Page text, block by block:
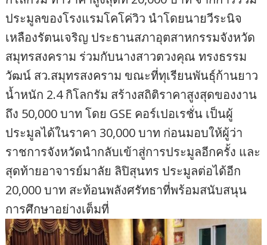
ประมูลของโรงแรมโคโค่วิว นำโดยนายวีระนิจ
เหลืองรัตนเจริญ ประธานสภาอุตสาหกรรมจังหวัด
สมุทรสงคราม ร่วมกับนางสาวตวงคุณ ทรงธรรม
วัฒน์ สว.สมุทรสงคราม ขณะที่ทุเรียนพันธุ์ก้านยาว
น้ำหนัก 2.4 กิโลกรัม สร้างสถิติราคาสูงสุดของงาน
ถึง 50,000 บาท โดย GSE คอร์เปอเรชั่น เป็นผู้
ประมูลได้ในราคา 30,000 บาท ก่อนมอบให้ผู้ว่า
ราชการจังหวัดนำกลับเข้าสู่การประมูลอีกครั้ง และ
สุดท้ายอาจารย์มาลัย ลิปิสุนทร ประมูลต่อได้อีก
20,000 บาท สะท้อนพลังศรัทธาที่พร้อมสนับสนุน
การศึกษาอย่างเต็มที่